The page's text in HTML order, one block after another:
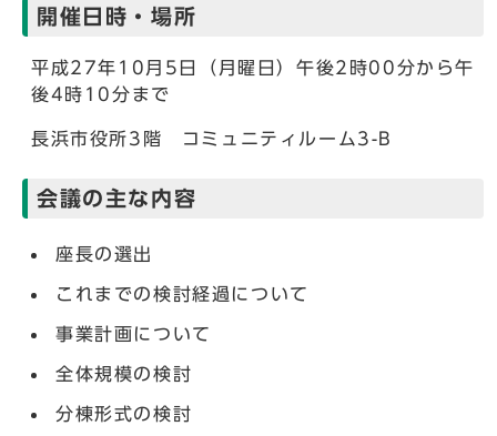
開催日時・場所
平成27年10月5日（月曜日）午後2時00分から午
後4時10分まで
長浜市役所3階 コミュニティルーム3-B
会議の主な内容
座長の選出
これまでの検討経過について
事業計画について
全体規模の検討
分棟形式の検討